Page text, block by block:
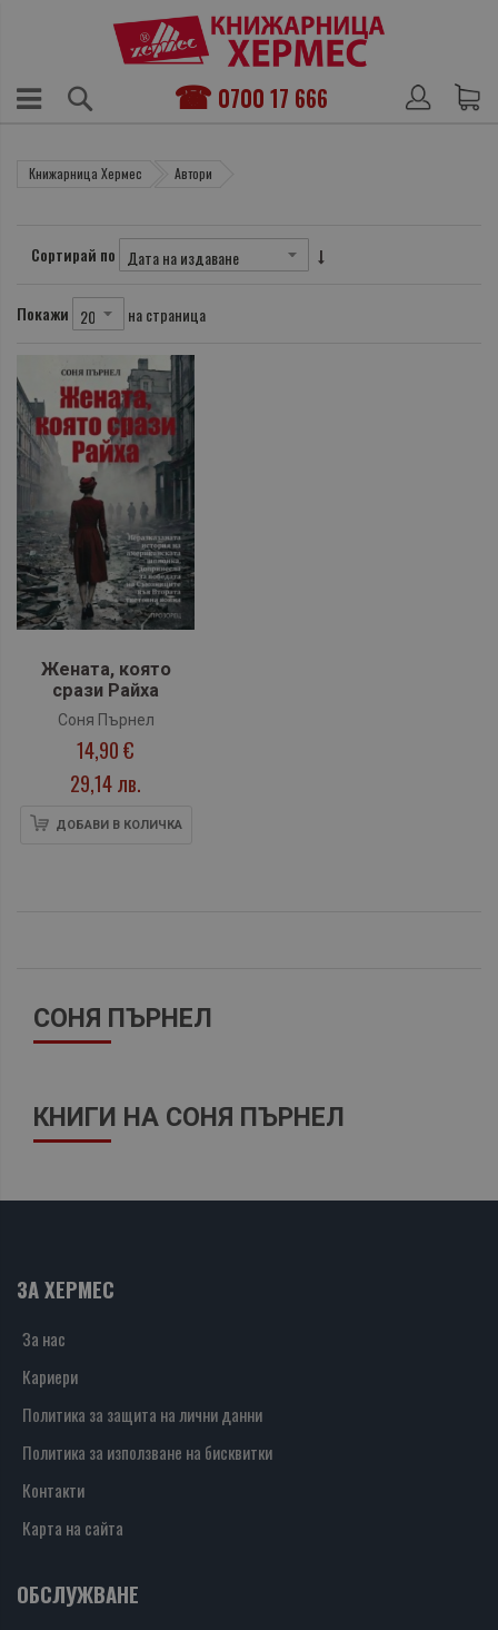
0700 17 666
Книжарница Хермес Автори
Сортирай по
Покажи на страница
Жената, която
срази Райха
Соня Пърнел
14,90 €
29,14 лв.
ДОБАВИ В КОЛИЧКА
СОНЯ ПЪРНЕЛ
КНИГИ НА СОНЯ ПЪРНЕЛ
ЗА ХЕРМЕС
За нас
Кариери
Политика за защита на лични данни
Политика за използване на бисквитки
Контакти
Карта на сайта
ОБСЛУЖВАНЕ